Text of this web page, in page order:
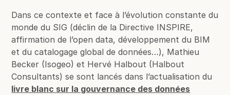
Dans ce contexte et face à l’évolution constante du
monde du SIG (déclin de la Directive INSPIRE,
affirmation de l’open data, développement du BIM
et du catalogage global de données…), Mathieu
Becker (Isogeo) et Hervé Halbout (Halbout
Consultants) se sont lancés dans l’actualisation du
livre blanc sur la gouvernance des données